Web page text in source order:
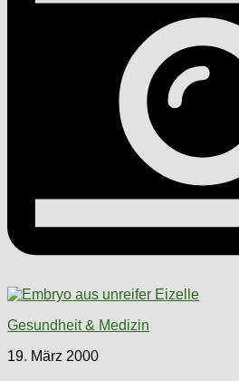
Gesundheit & Medizin
19. März 2000